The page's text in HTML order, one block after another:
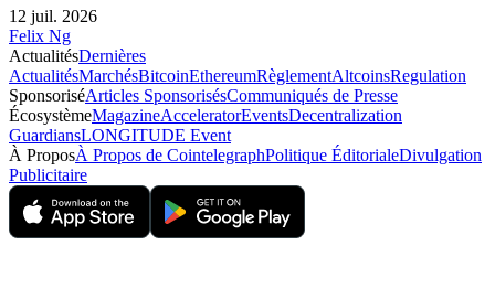
12 juil. 2026
Felix Ng
ActualitésDernières
ActualitésMarchésBitcoinEthereumRèglementAltcoinsRegulation
SponsoriséArticles SponsorisésCommuniqués de Presse
ÉcosystèmeMagazineAcceleratorEventsDecentralization
GuardiansLONGITUDE Event
À ProposÀ Propos de CointelegraphPolitique ÉditorialeDivulgation
Publicitaire